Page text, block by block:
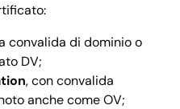
convalida di dominio o
DV;
, con convalida
anche come OV;